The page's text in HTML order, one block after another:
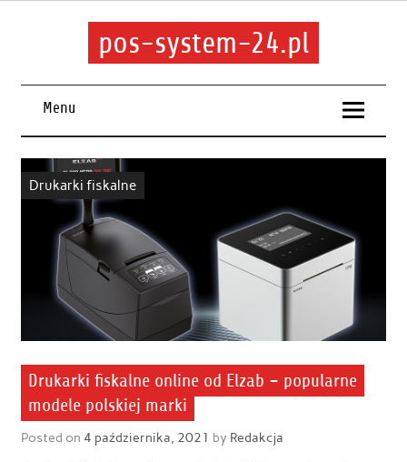
pos-system-24.pl
Menu
Drukarki fiskalne
Drukarki fiskalne online od Elzab – popularne
modele polskiej marki
Posted on 4 października, 2021 by Redakcja